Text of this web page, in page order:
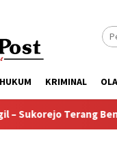
HUKUM KRIMINAL
Benderang